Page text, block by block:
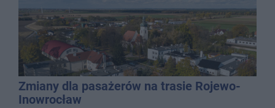
Zmiany dla pasażerów na trasie Rojewo-
Inowrocław